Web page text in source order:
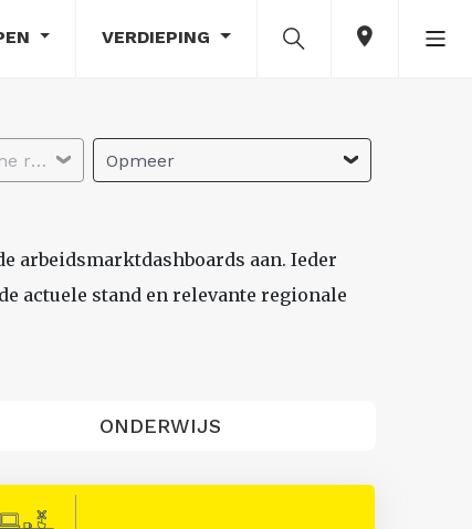
VERDIEPING
Selecteer economische regio Opmeer
arbeidsmarktdashboards aan. Ieder
actuele stand en relevante regionale
ONDERWIJS